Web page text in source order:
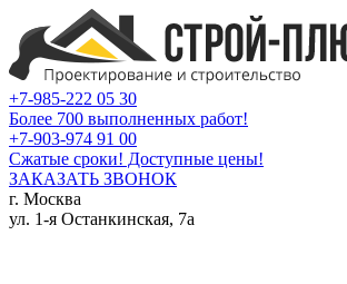
+7-985-222 05 30
Более 700 выполненных работ!
+7-903-974 91 00
Сжатые сроки! Доступные цены!
ЗАКАЗАТЬ ЗВОНОК
г. Москва
ул. 1-я Останкинская, 7а